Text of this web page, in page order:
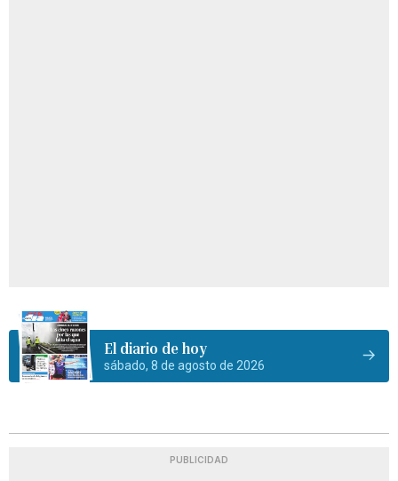
El diario de hoy
sábado, 8 de agosto de 2026
PUBLICIDAD